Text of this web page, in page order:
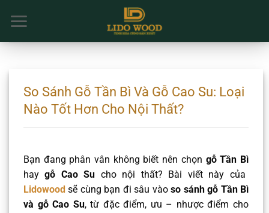
đến
So Sánh Gỗ Tần Bì Và Gỗ Cao Su: Loại
Nào Tốt Hơn Cho Nội Thất?
Bạn đang phân vân không biết nên chọn gỗ Tần Bì
haygỗ Cao Su cho nội thất? Bài viết này của
Lidowoodsẽ cùng bạn đi sâu vàoso sánh gỗ Tần Bì
và gỗ Cao Su, từ đặc điểm, ưu – nhược điểm cho